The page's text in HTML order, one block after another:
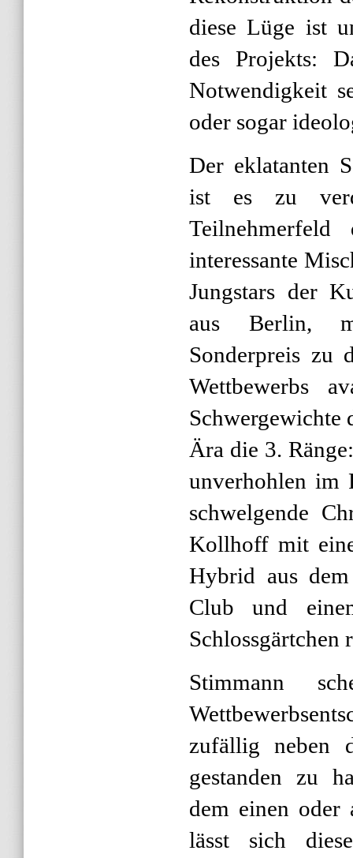
diese Lüge ist
des Projekts:
Notwendigkeit
oder sogar
Der eklatanten
ist es zu
interessante
Jungstars der
aus Berlin,
Sonderpreis zu
Wettbewerbs
Ära die 3.
unverhohlen im
schwelgende
Kollhoff mit
Hybrid aus
Club und
Schlossgärtchen
Stimmann
zufällig neben
gestanden zu
dem einen oder
lässt sich diese